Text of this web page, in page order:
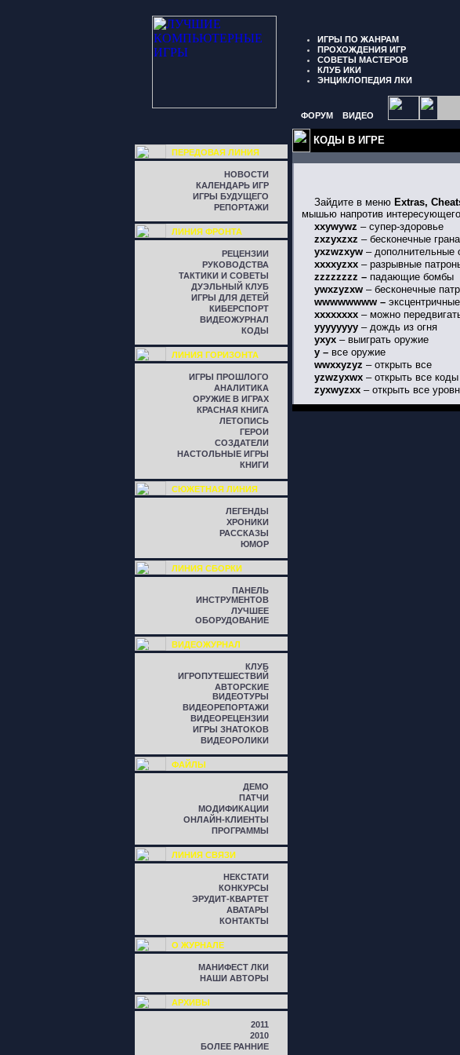
ИГРЫ ПО ЖАНРАМ
ПРОХОЖДЕНИЯ ИГР
СОВЕТЫ МАСТЕРОВ
КЛУБ ИКИ
ЭНЦИКЛОПЕДИЯ ЛКИ
ФОРУМ ВИДЕО
ПЕРЕДОВАЯ ЛИНИЯ
НОВОСТИ
КАЛЕНДАРЬ ИГР
ИГРЫ БУДУЩЕГО
РЕПОРТАЖИ
ЛИНИЯ ФРОНТА
РЕЦЕНЗИИ
РУКОВОДСТВА
ТАКТИКИ И СОВЕТЫ
ДУЭЛЬНЫЙ КЛУБ
ИГРЫ ДЛЯ ДЕТЕЙ
КИБЕРСПОРТ
ВИДЕОЖУРНАЛ
КОДЫ
ЛИНИЯ ГОРИЗОНТА
ИГРЫ ПРОШЛОГО
АНАЛИТИКА
ОРУЖИЕ В ИГРАХ
КРАСНАЯ КНИГА
ЛЕТОПИСЬ
ГЕРОИ
СОЗДАТЕЛИ
НАСТОЛЬНЫЕ ИГРЫ
КНИГИ
СЮЖЕТНАЯ ЛИНИЯ
ЛЕГЕНДЫ
ХРОНИКИ
РАССКАЗЫ
ЮМОР
ЛИНИЯ СБОРКИ
ПАНЕЛЬ
ИНСТРУМЕНТОВ
ЛУЧШЕЕ
ОБОРУДОВАНИЕ
ВИДЕОЖУРНАЛ
КЛУБ
ИГРОПУТЕШЕСТВИЙ
АВТОРСКИЕ
ВИДЕОТУРЫ
ВИДЕОРЕПОРТАЖИ
ВИДЕОРЕЦЕНЗИИ
ИГРЫ ЗНАТОКОВ
ВИДЕОРОЛИКИ
ФАЙЛЫ
ДЕМО
ПАТЧИ
МОДИФИКАЦИИ
ОНЛАЙН-КЛИЕНТЫ
ПРОГРАММЫ
ЛИНИЯ СВЯЗИ
НЕКСТАТИ
КОНКУРСЫ
ЭРУДИТ-КВАРТЕТ
АВАТАРЫ
КОНТАКТЫ
О ЖУРНАЛЕ
МАНИФЕСТ ЛКИ
НАШИ АВТОРЫ
АРХИВЫ
2011
2010
БОЛЕЕ РАННИЕ
КОДЫ В ИГРЕ
Зайдите в меню Extras,
мышью напротив
xxywywz – супер-здоровье
zxzyxzxz – бесконечные
yxzwzxyw – дополнительные
xxxxyzxx – разрывные
zzzzzzzz – падающие бомбы
ywxzyzxw – бесконечные
wwwwwwww –
xxxxxxxx – можно
yyyyyyyy – дождь из огня
yxyx – выиграть оружие
y – все оружие
wwxxyzyz – открыть все
yzwzyxwx – открыть все коды
zyxwyzxx – открыть все